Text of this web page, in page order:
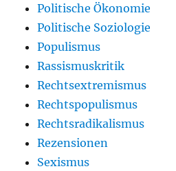
Politische Ökonomie
Politische Soziologie
Populismus
Rassismuskritik
Rechtsextremismus
Rechtspopulismus
Rechtsradikalismus
Rezensionen
Sexismus